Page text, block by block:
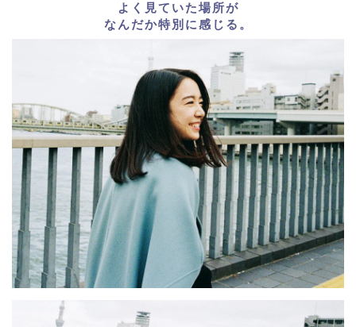
よく見ていた場所が
なんだか特別に感じる。